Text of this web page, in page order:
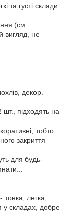
та густі склади
(см.
вигляд, не
декор.
підходять на
тобто
закриття
для будь-
легка,
у складах, добре